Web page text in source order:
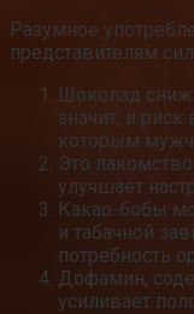
Разумное
представителям
Шоколад
значит, и
которым
Это
улучшает
Какао-бобы
и табачной
потребность
Дофамин,
усиливает